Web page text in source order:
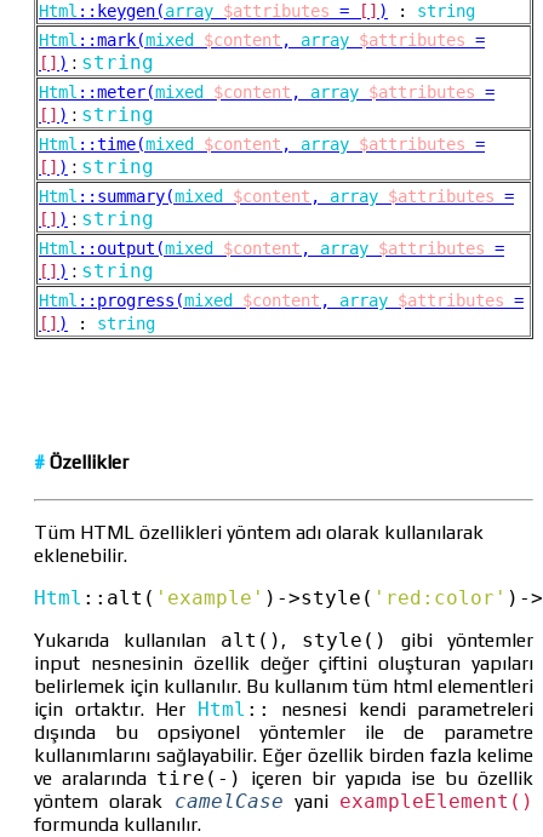
Html :: keygen(array $attributes = [] ) : string
Html ::mark(mixed $content , array $attributes =
[] ) : string
Html ::meter(mixed $content , array $attributes =
[] ) : string
Html ::time(mixed $content , array $attributes =
[] ) : string
Html :: summary(mixed $content , array $attributes =
[] ) : string
Html :: output(mixed $content , array $attributes =
[] ) : string
Html :: progress(mixed $content , array $attributes =
[] ) : string
# Özellikler
Tüm HTML özellikleri yöntem adı olarak kullanılarak
eklenebilir.
Html :: alt( 'example' ) ->style( 'red:color' ) ->
Yukarıda kullanılan alt() , style()
gibi yöntemler
input nesnesinin özellik değer çiftini oluşturan yapıları
belirlemek için kullanılır. Bu kullanım tüm html elementleri
için ortaktır. Her Html ::
nesnesi kendi parametreleri
dışında bu opsiyonel yöntemler ile de parametre
kullanımlarını sağlayabilir. Eğer özellik birden fazla kelime
ve aralarında tire(-)
içeren bir yapıda ise bu özellik
yöntem olarak camelCase yani exampleElement()
formunda kullanılır.